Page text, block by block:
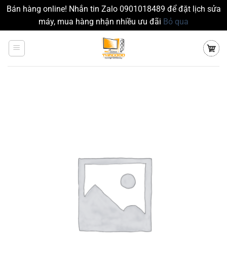
Bán hàng online! Nhắn tin Zalo 0901018489 để đặt lịch sửa
máy, mua hàng nhận nhiều ưu đãi Bỏ qua
đến